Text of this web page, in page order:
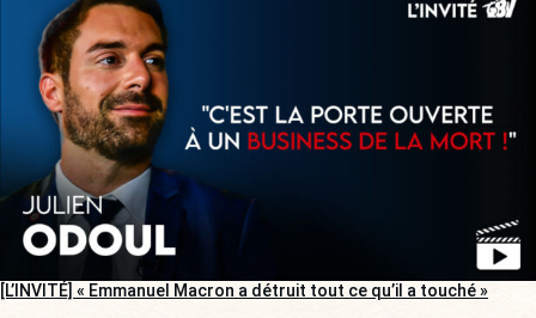
[L’INVITÉ] « Emmanuel Macron a détruit tout ce qu’il a touché »